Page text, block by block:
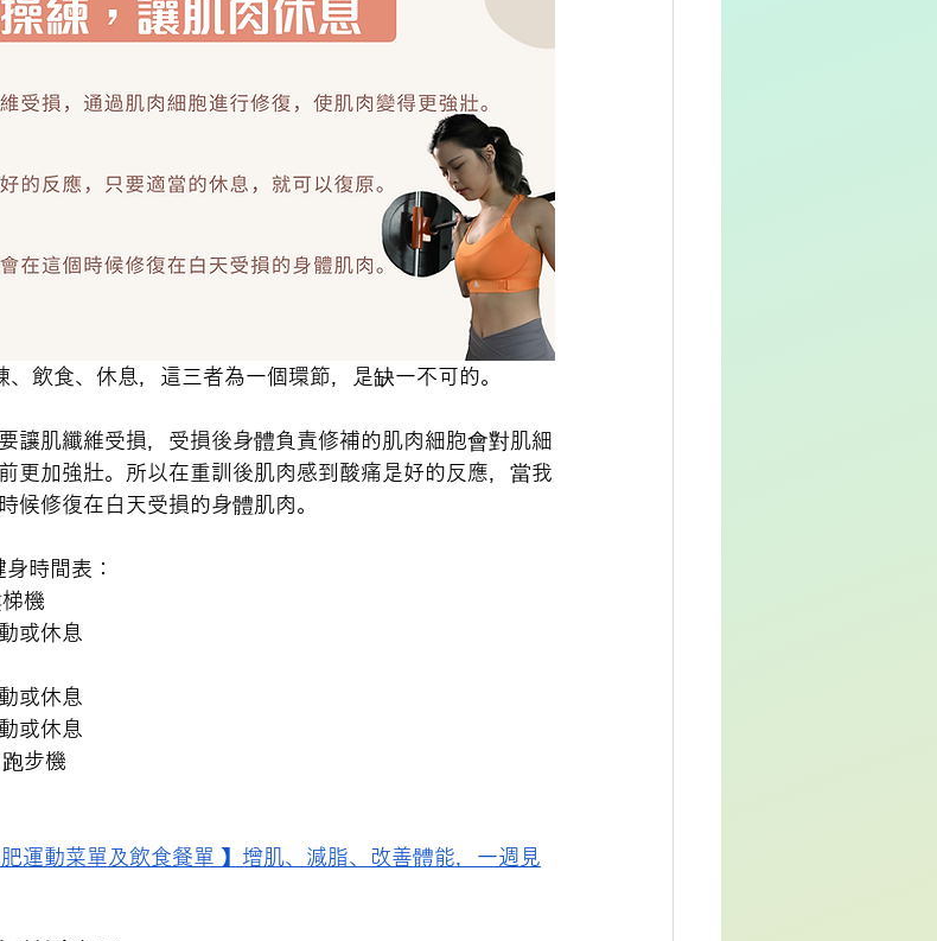
飲食、休息，這三者為一個環節，是缺一不可的。
讓肌纖維受損，受損後身體負責修補的肌肉細胞會對肌細
更加強壯。所以在重訓後肌肉感到酸痛是好的反應，當我
候修復在白天受損的身體肌肉。
時間表：
機
或休息
或休息
或休息
步機
運動菜單及飲食餐單 】增肌、減脂、改善體能，一週見